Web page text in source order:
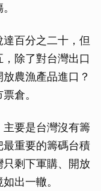
百分之二十，但
除了對台灣出口
農漁產品進口？
倉。
要是台灣沒有籌
重要的籌碼台積
剩下軍購、開放
出一轍。